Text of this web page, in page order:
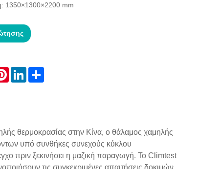
1350×1300×2200 mm
PinterestLinkedInShare
θερμοκρασίας στην Κίνα, ο θάλαμος χαμηλής
υπό συνθήκες συνεχούς κύκλου
πριν ξεκινήσει η μαζική παραγωγή. Το Climtest
τις συγκεκριμένες απαιτήσεις δοκιμών